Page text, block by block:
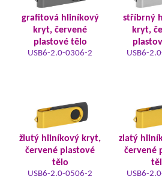
grafitová hliníkový
kryt, červené
plastové tělo
USB6-2.0-0306-2
stříbrný
kryt,
USB6-
žlutý hliníkový kryt,
červené plastové
tělo
USB6-2.0-0506-2
zlatý
červené
USB6-